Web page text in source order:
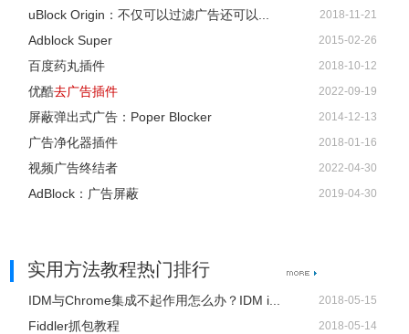
uBlock Origin：不仅可以过滤广告还可以... 2018-11-21
Adblock Super 2015-02-26
百度药丸插件 2018-10-12
优酷去广告插件 2022-09-19
屏蔽弹出式广告：Poper Blocker 2014-12-13
广告净化器插件 2018-01-16
视频广告终结者 2022-04-30
AdBlock：广告屏蔽 2019-04-30
实用方法教程热门排行
IDM与Chrome集成不起作用怎么办？IDM i... 2018-05-15
Fiddler抓包教程 2018-05-14